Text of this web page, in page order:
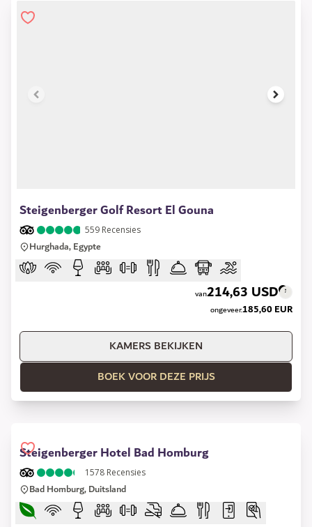
Steigenberger Golf Resort El Gouna
559 Recensies
Hurghada, Egypte
van214,63 USD
ongeveer.185,60 EUR
KAMERS BEKIJKEN
BOEK VOOR DEZE PRIJS
Steigenberger Hotel Bad Homburg
1578 Recensies
Bad Homburg, Duitsland